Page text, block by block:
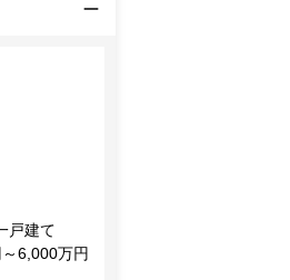
戸建て
6,000万円